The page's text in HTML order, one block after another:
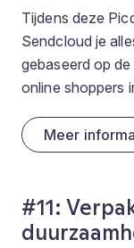
Tijdens deze
Sendcloud je
gebaseerd op
online shoppers
Meer
#11: